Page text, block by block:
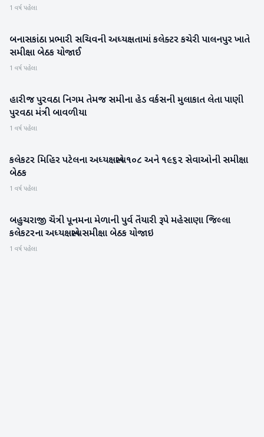
1 વર્ષ પહેલા
બનાસકાંઠા
બનાસકાંઠા પ્રભારી સચિવની અધ્યક્ષતામાં કલેક્ટર કચેરી પાલનપુર ખાતે
સમીક્ષા બેઠક યોજાઈ
1 વર્ષ પહેલા
પાટણ
હારીજ પુરવઠા નિગમ તેમજ સમીના હેડ વર્કસની મુલાકાત લેતા પાણી
પુરવઠા મંત્રી બાવળીયા
1 વર્ષ પહેલા
બનાસકાંઠા
કલેકટર મિહિર પટેલના અધ્યક્ષસ્થાને ૧૦૮ અને ૧૯૬૨ સેવાઓની સમીક્ષા
બેઠક
1 વર્ષ પહેલા
મહેસાણા
બહુચરાજી ચૈત્રી પૂનમના મેળાની પુર્વ તૈયારી રૂપે મહેસાણા જિલ્લા
કલેકટરના અધ્યક્ષસ્થાને સમીક્ષા બેઠક યોજાઇ
1 વર્ષ પહેલા